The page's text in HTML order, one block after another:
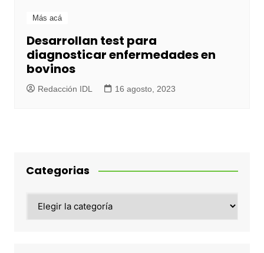
Más acá
Desarrollan test para
diagnosticar enfermedades en
bovinos
Redacción IDL 16 agosto, 2023
Categorias